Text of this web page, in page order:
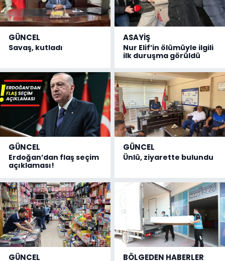
GÜNCEL
Savaş, kutladı
ASAYİŞ
Nur Elif’in ölümüyle ilgili
ilk duruşma görüldü
GÜNCEL
Erdoğan’dan flaş seçim
açıklaması!
GÜNCEL
Ünlü, ziyarette bulundu
GÜNCEL BÖLGEDEN HABERLER